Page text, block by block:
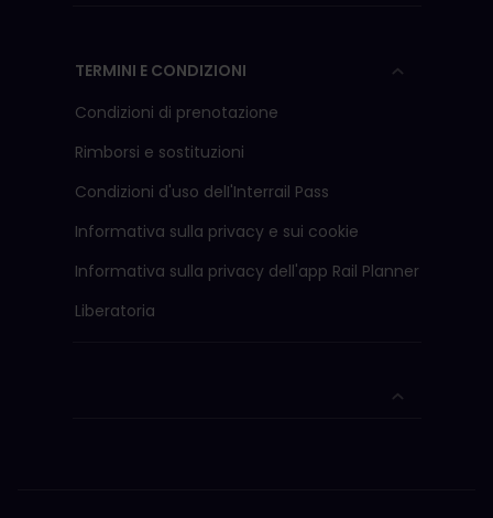
TERMINI E CONDIZIONI
Condizioni di prenotazione
Rimborsi e sostituzioni
Condizioni d'uso delI'Interrail Pass
Informativa sulla privacy e sui cookie
Informativa sulla privacy dell'app Rail Planner
Liberatoria